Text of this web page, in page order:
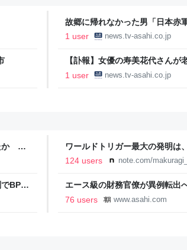
故郷に帰れなかった男「日本赤
た姿は
1 user news.tv-asahi.co.jp
【訃報】女優の寿美花代さん
1 user
news.tv-asahi.co.jp
か 女
ワールドトリガー最大の発明は
124 users
note.com/
BPO
エース級の財務官僚が異例転
新聞
76 users www.asahi.com